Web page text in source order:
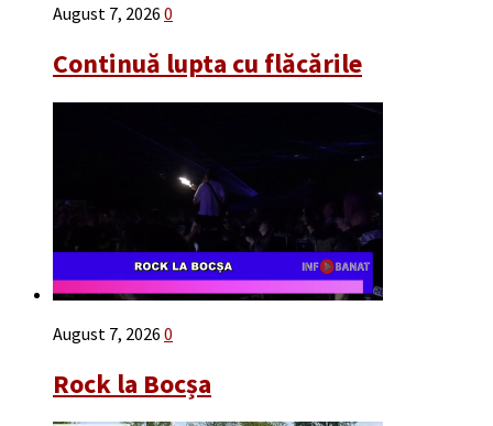
August 7, 2026 0
Continuă lupta cu flăcările
August 7, 2026 0
Rock la Bocșa